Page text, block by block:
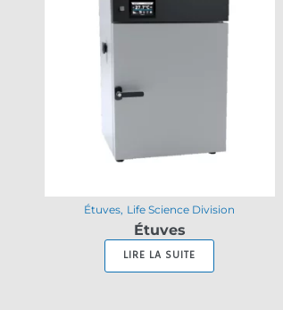
Étuves Life Science Division
Étuves
LIRE LA SUITE